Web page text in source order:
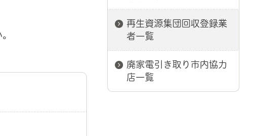
再生資源集団回収登録業
者一覧
廃家電引き取り市内協力
店一覧